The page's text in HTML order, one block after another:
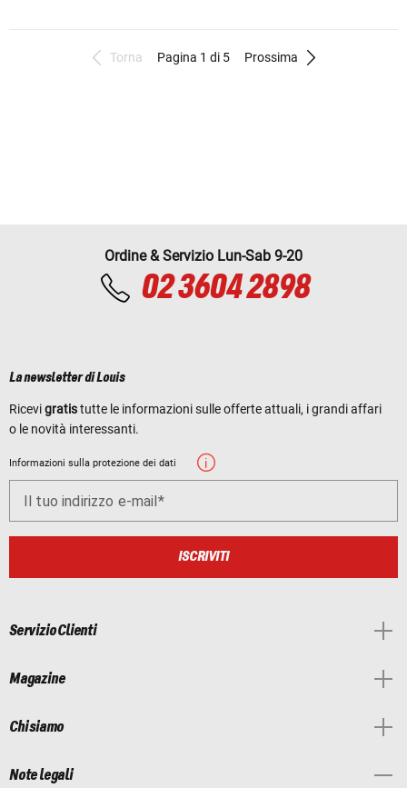
Torna Pagina 1 di 5 Prossima
Ordine & Servizio Lun-Sab 9-20
02 3604 2898
La newsletter di Louis
Ricevigratistutte le informazioni sulle offerte attuali, i grandi affari
o le novità interessanti.
Informazioni sulla protezione dei dati
Il tuo indirizzo e-mail
ISCRIVITI
Servizio Clienti
Magazine
Chi siamo
Note legali